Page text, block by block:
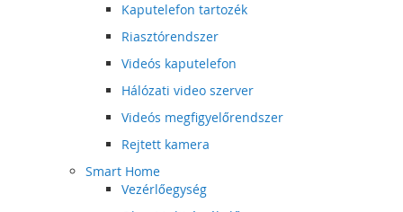
Kaputelefon tartozék
Riasztórendszer
Videós kaputelefon
Hálózati video szerver
Videós megfigyelőrendszer
Rejtett kamera
Smart Home
Vezérlőegység